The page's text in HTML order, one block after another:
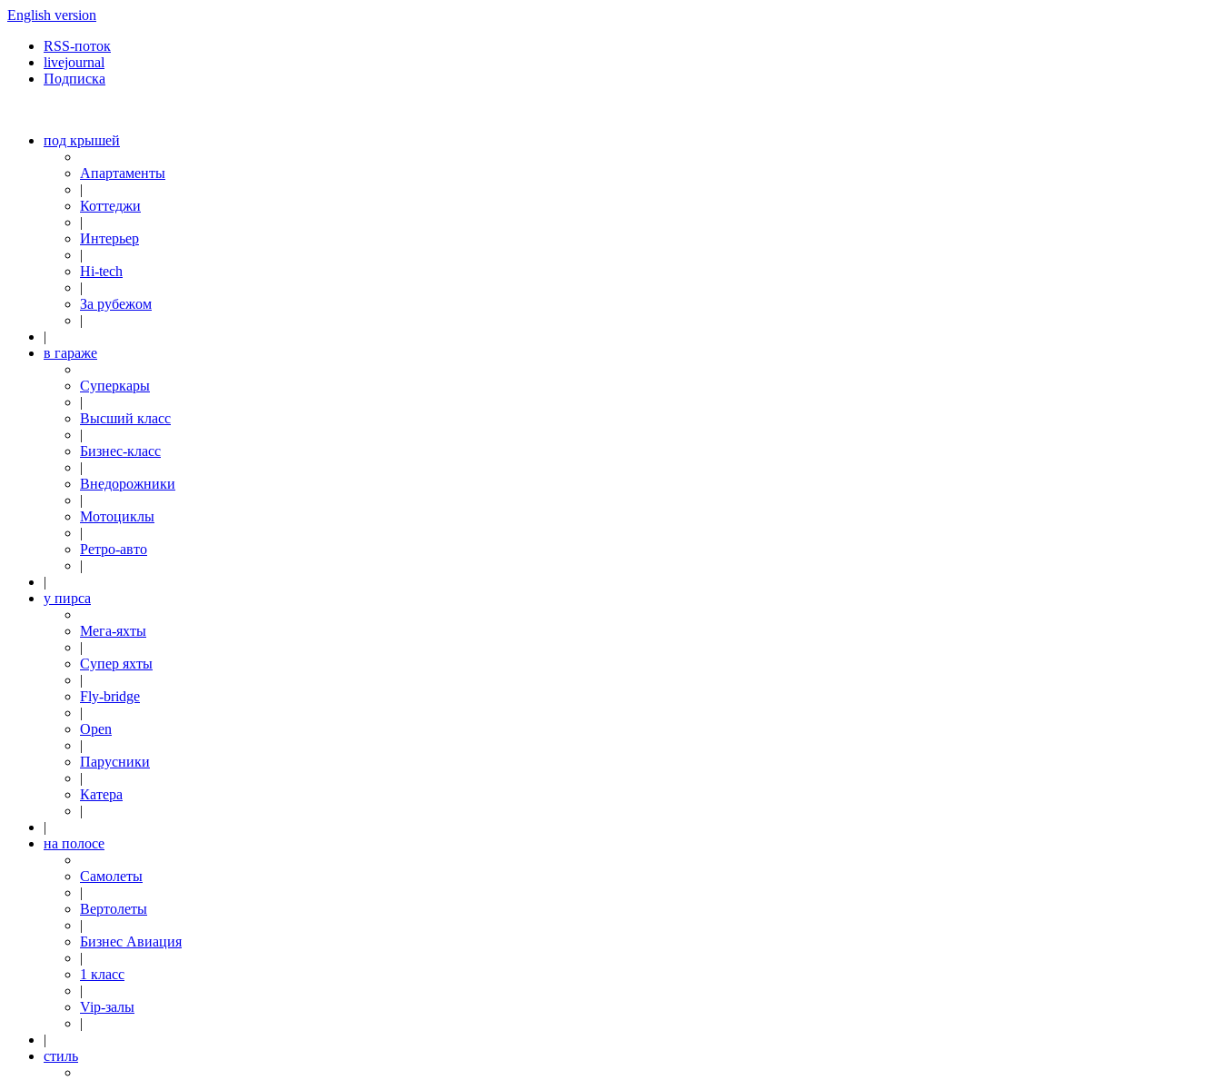
English version
RSS-поток
livejournal
Подписка
под крышей
Апартаменты
|
Коттеджи
|
Интерьер
|
Hi-tech
|
За рубежом
|
|
в гараже
Суперкары
|
Высший класс
|
Бизнес-класс
|
Внедорожники
|
Мотоциклы
|
Ретро-авто
|
|
у пирса
Мега-яхты
|
Супер яхты
|
Fly-bridge
|
Open
|
Парусники
|
Катера
|
|
на полосе
Самолеты
|
Вертолеты
|
Бизнес Авиация
|
1 класс
|
Vip-залы
|
|
стиль